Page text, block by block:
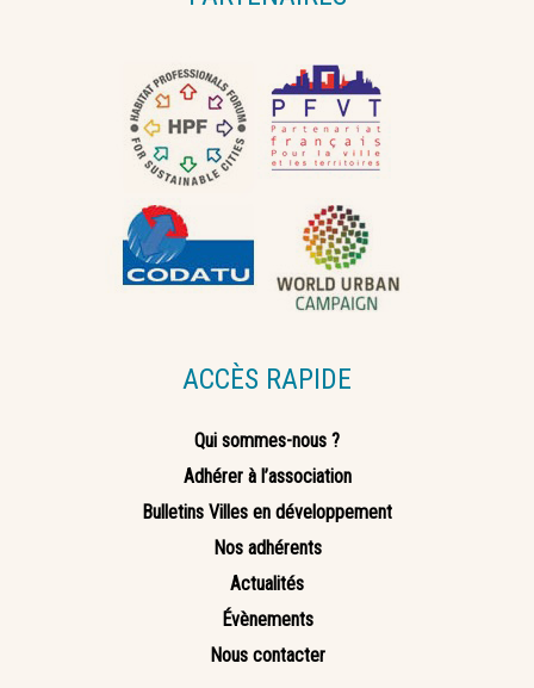
ACCÈS RAPIDE
Qui sommes-nous ?
Adhérer à l’association
Bulletins Villes en développement
Nos adhérents
Actualités
Évènements
Nous contacter